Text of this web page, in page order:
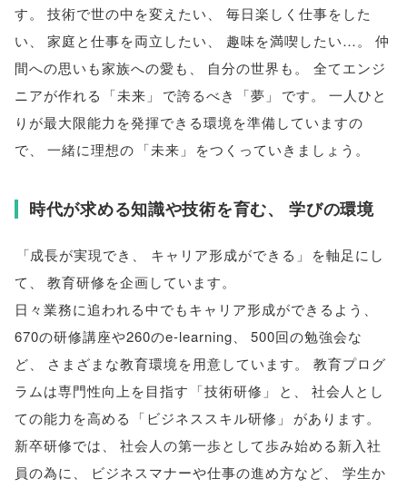
す。 技術で世の中を変えたい
毎日楽しく仕事をした
い
家庭と仕事を両立したい 趣味を満喫したい…。
仲
間への思いも家族への愛も
自分の世界も 。
全てエンジ
ニアが作れる
「未来 」 で誇るべき 「夢 」 です。
一人ひと
りが最大限能力を発揮できる環境を準備していますの
で
一緒に理想の 「未来 」 をつくっていきましょう 。
時代が求める知識や技術を育む、 学びの環境
「成長が実現でき キャリア形成ができる 」
を軸足にし
て
教育研修を企画しています。
日々業務に追われる中でもキャリア形成ができるよう
670の研修講座や260のe-learning
500回の勉強会な
ど
さまざまな教育環境を用意しています。
教育プログ
ラムは専門性向上を目指す 「技術研修 」 と
社会人とし
ての能力を高める
「ビジネススキル研修 」 があります。
新卒研修では
社会人の第一歩として歩み始める新入社
員の為に
ビジネスマナーや仕事の進め方など
学生か